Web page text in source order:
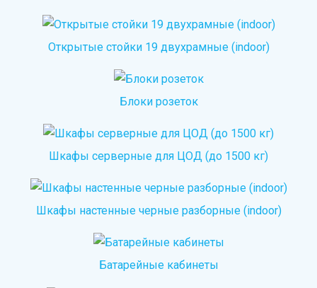
Открытые стойки 19 двухрамные (indoor)
Блоки розеток
Шкафы серверные для ЦОД (до 1500 кг)
Шкафы настенные черные разборные (indoor)
Батарейные кабинеты